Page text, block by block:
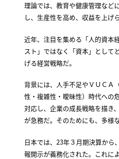
理論では、教育や健康管理など
し、生産性を高め、収益を上げ
近年、注目を集める「人的資本
スト」ではなく「資本」として
げる経営戦略だ。
背景には、人手不足やＶＵＣＡ
性・複雑性・曖昧性）時代への
対応し、企業の成長戦略を描き
が急務だ。そのためにも、多様
日本では、23年３月期決算から
報開示が義務化された。これに